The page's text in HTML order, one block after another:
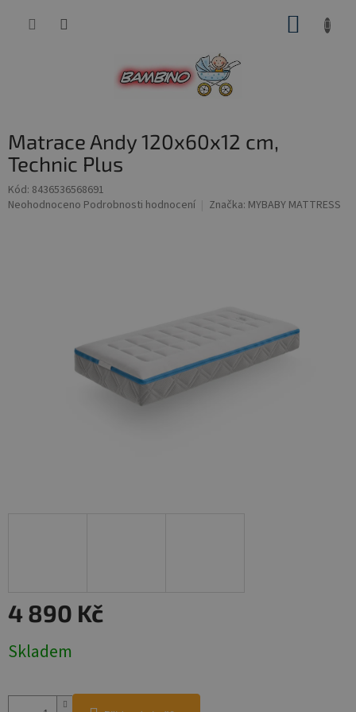
Matrace Andy 120x60x12 cm,
Technic Plus
Kód: 8436536568691
Průměrné
Neohodnoceno Podrobnosti hodnocení Značka: MYBABY MATTRESS
4 890 Kč
cena:
Skladem